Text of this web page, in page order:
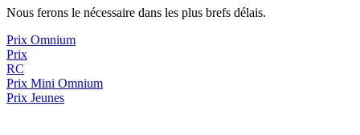
Nous ferons le nécessaire dans les plus brefs délais.
Prix Omnium
Prix
RC
Prix Mini Omnium
Prix Jeunes